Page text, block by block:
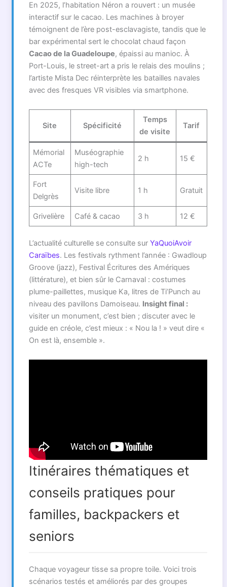
En 2025, l’habitation Néron a rouvert : un musée
interactif sur le cacao. Les machines à broyer
témoignent de l’ère post-esclavagiste, tandis que le
bar expérimental sert le chocolat chaud façon
Cacao de la Guadeloupe, épaissi au manioc. À
Port-Louis, le street-art a pris le relais des moulins ;
l’artiste Mista Dec réinterprète les batailles navales
avec des fresques VR visibles via smartphone.
Site Spécificité
Temps
de visite
Tarif
Mémorial
ACTe
Muséographie
high-tech
2 h 15 €
Fort
Delgrès
Visite libre 1 h Gratuit
Grivelière Café & cacao 3 h 12 €
L’actualité culturelle se consulte sur YaQuoiAvoir
Caraïbes. Les festivals rythment l’année : Gwadloup
Groove (jazz), Festival Écritures des Amériques
(littérature), et bien sûr le Carnaval : costumes
plume-paillettes, musique Ka, litres de Ti’Punch au
niveau des pavillons Damoiseau. Insight final :
visiter un monument, c’est bien ; discuter avec le
guide en créole, c’est mieux : « Nou la ! » veut dire «
On est là, ensemble ».
Itinéraires thématiques et
conseils pratiques pour
familles, backpackers et
seniors
Chaque voyageur tisse sa propre toile. Voici trois
scénarios testés et améliorés par des groupes